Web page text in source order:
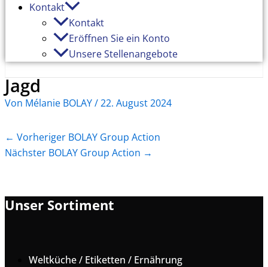
Kontakt
Kontakt
Eröffnen Sie ein Konto
Unsere Stellenangebote
Jagd
Von Mélanie BOLAY/22. August 2024
← Vorheriger BOLAY Group Action
Nächster BOLAY Group Action →
Unser Sortiment
Weltküche / Etiketten / Ernährung